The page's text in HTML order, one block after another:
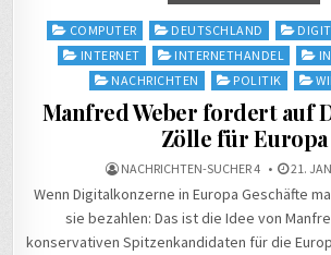
PostedCOMPUTER DEUTSCHLAND
INTERNET
INTERNETHANDEL
NACHRICHTEN
POLITIK
Manfred Weber fordert auf
Zölle für Europa
NACHRICHTEN-SUCHER 4 21.
Wenn Digitalkonzerne in Europa Geschäfte
sie bezahlen: Das ist die Idee von
konservativen Spitzenkandidaten für die